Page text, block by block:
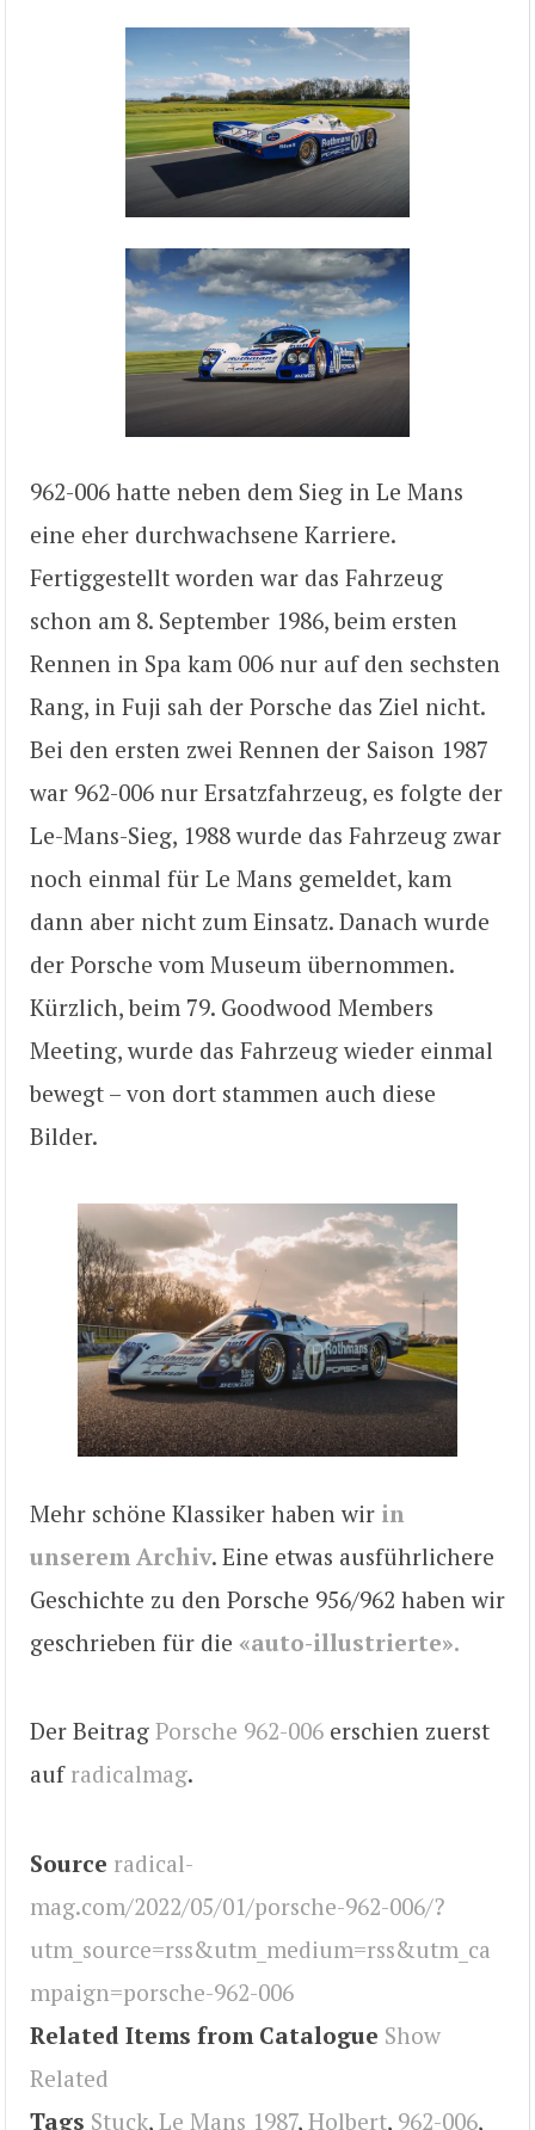
962-006 hatte neben dem Sieg in Le Mans
eine eher durchwachsene Karriere.
Fertiggestellt worden war das Fahrzeug
schon am 8. September 1986, beim ersten
Rennen in Spa kam 006 nur auf den sechsten
Rang, in Fuji sah der Porsche das Ziel nicht.
Bei den ersten zwei Rennen der Saison 1987
war 962-006 nur Ersatzfahrzeug, es folgte der
Le-Mans-Sieg, 1988 wurde das Fahrzeug zwar
noch einmal für Le Mans gemeldet, kam
dann aber nicht zum Einsatz. Danach wurde
der Porsche vom Museum übernommen.
Kürzlich, beim 79. Goodwood Members
Meeting, wurde das Fahrzeug wieder einmal
bewegt – von dort stammen auch diese
Bilder.
Mehr schöne Klassiker haben wir in
unserem Archiv. Eine etwas ausführlichere
Geschichte zu den Porsche 956/962 haben wir
geschrieben für die «auto-illustrierte».
Der Beitrag Porsche 962-006 erschien zuerst
auf radicalmag.
Source radical-
mag.com/2022/05/01/porsche-962-006/?
utm_source=rss&utm_medium=rss&utm_ca
mpaign=porsche-962-006
Related Items from Catalogue Show
Related
Tags Stuck, Le Mans 1987, Holbert, 962-006,